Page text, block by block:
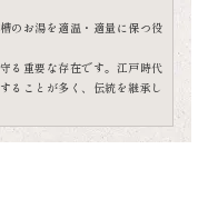
のお湯を適温・適量に保つ役
る重要な存在です。江戸時代
ることが多く、伝統を継承し